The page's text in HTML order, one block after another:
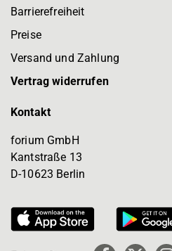
Barrierefreiheit
Preise
Versand und Zahlung
Vertrag widerrufen
Kontakt
forium GmbH
Kantstraße 13
D-10623 Berlin